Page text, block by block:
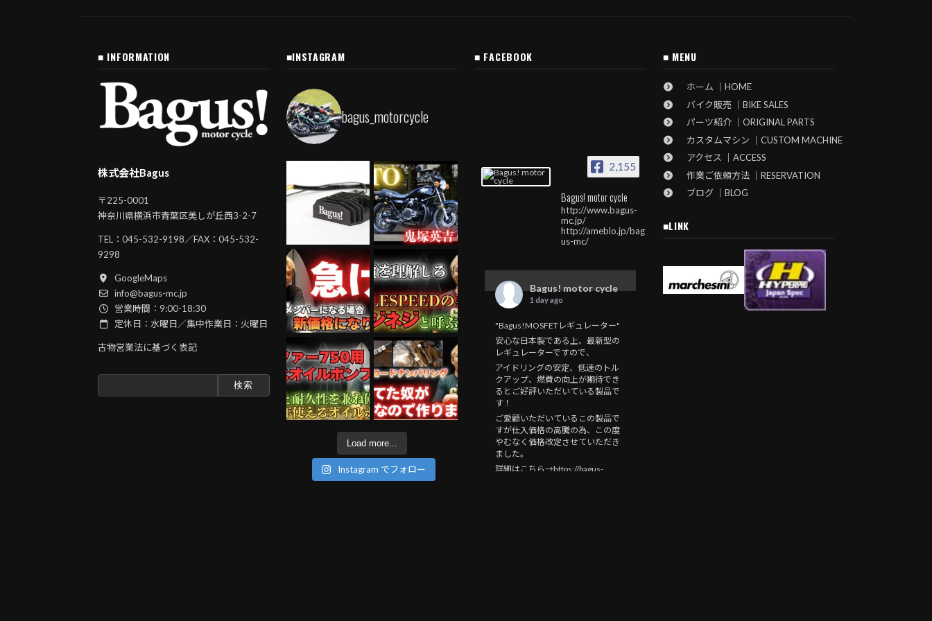
■ INFORMATION
株式会社Bagus
〒225-0001
神奈川県横浜市青葉区美しが丘西3-2-7
TEL： 045-532-9198／FAX：045-532-
9298
GoogleMaps
info@bagus-mc.jp
営業時間：9:00-18:30
定休日：水曜日／集中作業日：火曜日
古物営業法に基づく表記
検
■INSTAGRAM
bagus_motorcycle
Load more...
Instagram でフォロー
■ FACEBOOK
2,155
Bagus! motor cycle
http://www.bagus-
mc.jp/
http://ameblo.jp/bag
us-mc/
Bagus! motor cycle
1 day ago
"Bagus!MOSFETレギュレーター"
安心な日本製である上、最新型の
レギュレーターですので、
アイドリングの安定、低速のトル
クアップ、燃費の向上が期待でき
るとご好評いただいている製品で
す！
ご愛顧いただいているこの製品で
すが仕入価格の高騰の為、この度
やむなく価格改定させていただき
ました。
詳細はこちら→https://bagus-
■ MENU
ホーム ｜HOME
バイク販売 ｜BIKE SALES
パーツ紹介 ｜ORIGINAL PARTS
カスタムマシン ｜CUSTOM MACHINE
アクセス ｜ACCESS
作業ご依頼方法 ｜RESERVATION
ブログ ｜BLOG
■LINK